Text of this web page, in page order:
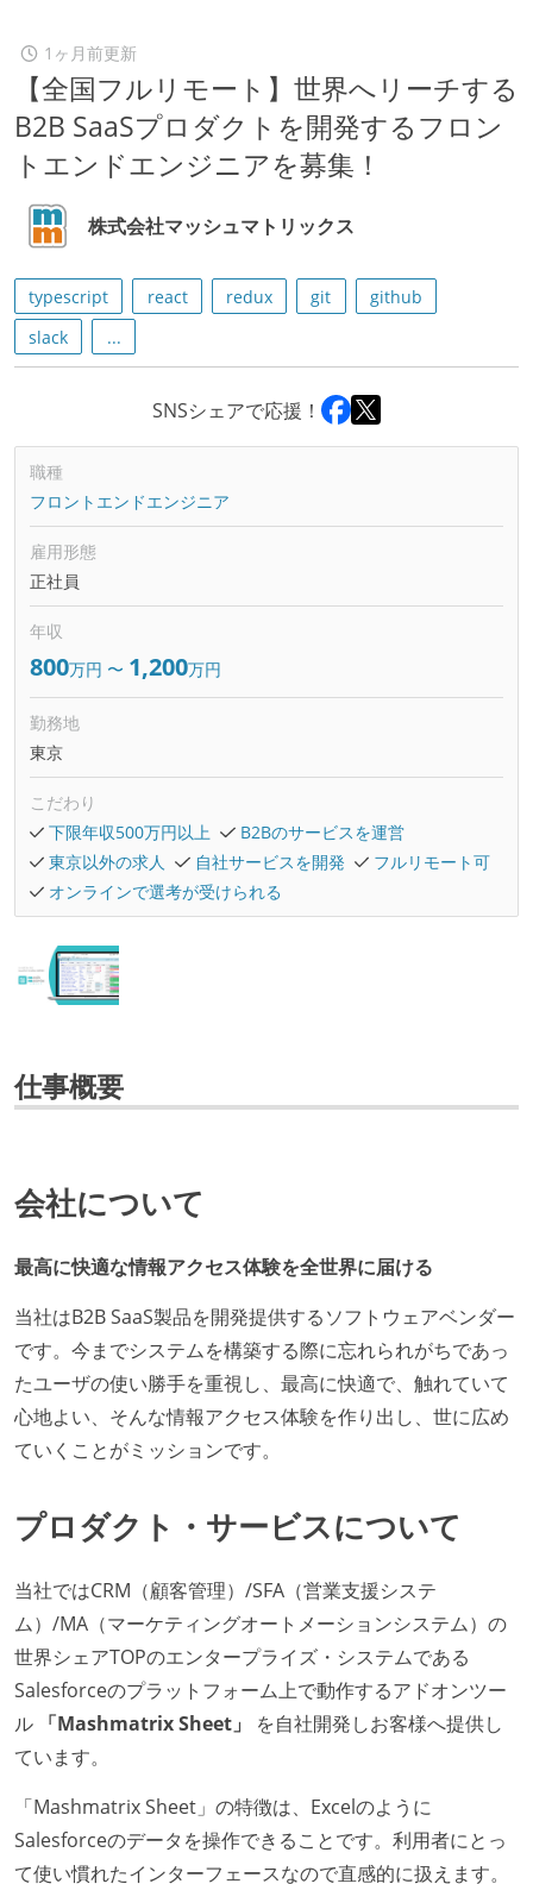
1ヶ月前更新
【全国フルリモート】世界へリーチする
B2B SaaSプロダクトを開発するフロン
トエンドエンジニアを募集！
株式会社マッシュマトリックス
typescript react redux git
github
slack
...
SNSシェアで応援！
職種
フロントエンドエンジニア
雇用形態
正社員
年収
800万円 〜 1,200万円
勤務地
東京
こだわり
下限年収500万円以上
B2Bのサービスを運営
東京以外の求人
自社サービスを開発
フルリモート可
オンラインで選考が受けられる
仕事概要
会社について
最高に快適な情報アクセス体験を全世界に届ける
当社はB2B SaaS製品を開発提供するソフトウェアベンダー
です。今までシステムを構築する際に忘れられがちであっ
たユーザの使い勝手を重視し、最高に快適で、触れていて
心地よい、そんな情報アクセス体験を作り出し、世に広め
ていくことがミッションです。
プロダクト・サービスについて
当社ではCRM（顧客管理）/SFA（営業支援システ
ム）/MA（マーケティングオートメーションシステム）の
世界シェアTOPのエンタープライズ・システムである
Salesforceのプラットフォーム上で動作するアドオンツー
ル 「Mashmatrix Sheet」
を自社開発しお客様へ提供し
ています。
「Mashmatrix Sheet」の特徴は、Excelのように
Salesforceのデータを操作できることです。利用者にとっ
て使い慣れたインターフェースなので直感的に扱えます。